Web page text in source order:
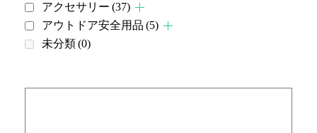
アクセサリー (37)
アウトドア安全用品 (5)
未分類(0)